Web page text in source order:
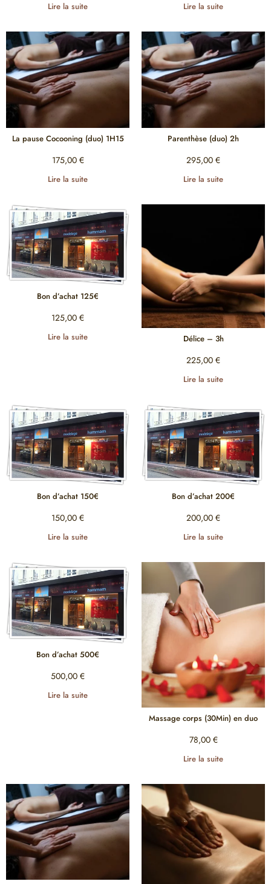
Lire la suite Lire la suite
La pause Cocooning (duo) 1H15
175,00 €
Lire la suite
Parenthèse (duo) 2h
295,00 €
Lire la suite
Bon d’achat 125€
125,00 €
Lire la suite Délice – 3h
225,00 €
Lire la suite
Bon d’achat 150€
150,00 €
Lire la suite
Bon d’achat 200€
200,00 €
Lire la suite
Bon d’achat 500€
500,00 €
Lire la suite
Massage corps (30Min) en duo
78,00 €
Lire la suite